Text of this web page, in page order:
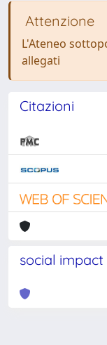
Attenzione
L'Ateneo
allegati
Citazioni
social impact